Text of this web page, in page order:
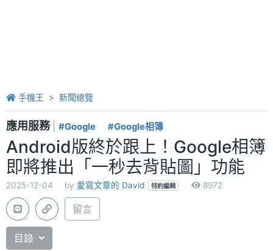
手機王 新聞總覽
應用服務 #Google #Google相簿
Android版終於跟上！Google相簿
即將推出「一秒去背貼圖」功能
2025-12-04 by 愛寫文章的 David 特約編輯 8972
留言
目錄